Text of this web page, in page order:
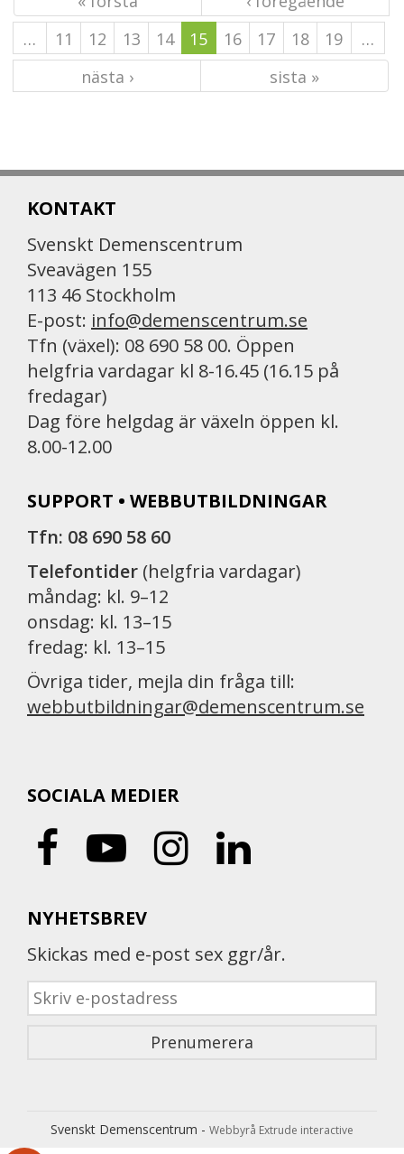
…
11 12 13 14 15 16 17 18 19
…
nästa ›
sista »
KONTAKT
Svenskt Demenscentrum
Sveavägen 155
113 46 Stockholm
E-post: info@demenscentrum.se
Tfn (växel): 08 690 58 00. Öppen
helgfria vardagar kl 8-16.45 (16.15 på
fredagar)
Dag före helgdag är växeln öppen kl.
8.00-12.00
SUPPORT • WEBBUTBILDNINGAR
Tfn: 08 690 58 60
Telefontider (helgfria vardagar)
måndag: kl. 9–12
onsdag: kl. 13–15
fredag: kl. 13–15
Övriga tider, mejla din fråga till:
webbutbildningar@demenscentrum.se
SOCIALA MEDIER
NYHETSBREV
Skickas med e-post sex ggr/år.
Svenskt Demenscentrum - Webbyrå Extrude interactive